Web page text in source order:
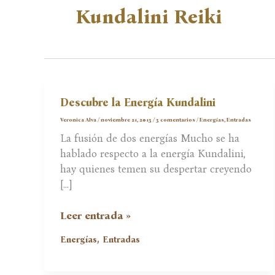
Kundalini Reiki
Descubre la Energía Kundalini
Veronica Alva /noviembre 21, 2013 /3 comentarios /Energías, Entradas
La fusión de dos energías Mucho se ha
hablado respecto a la energía Kundalini,
hay quienes temen su despertar creyendo
[…]
Descubre
Energía
Leer entrada »
Energías, Entradas